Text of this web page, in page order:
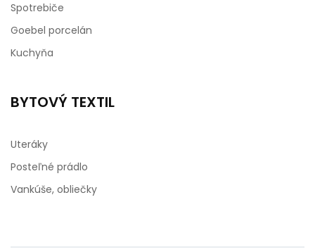
Spotrebiče
Goebel porcelán
Kuchyňa
BYTOVÝ TEXTIL
Uteráky
Posteľné prádlo
Vankúše, obliečky